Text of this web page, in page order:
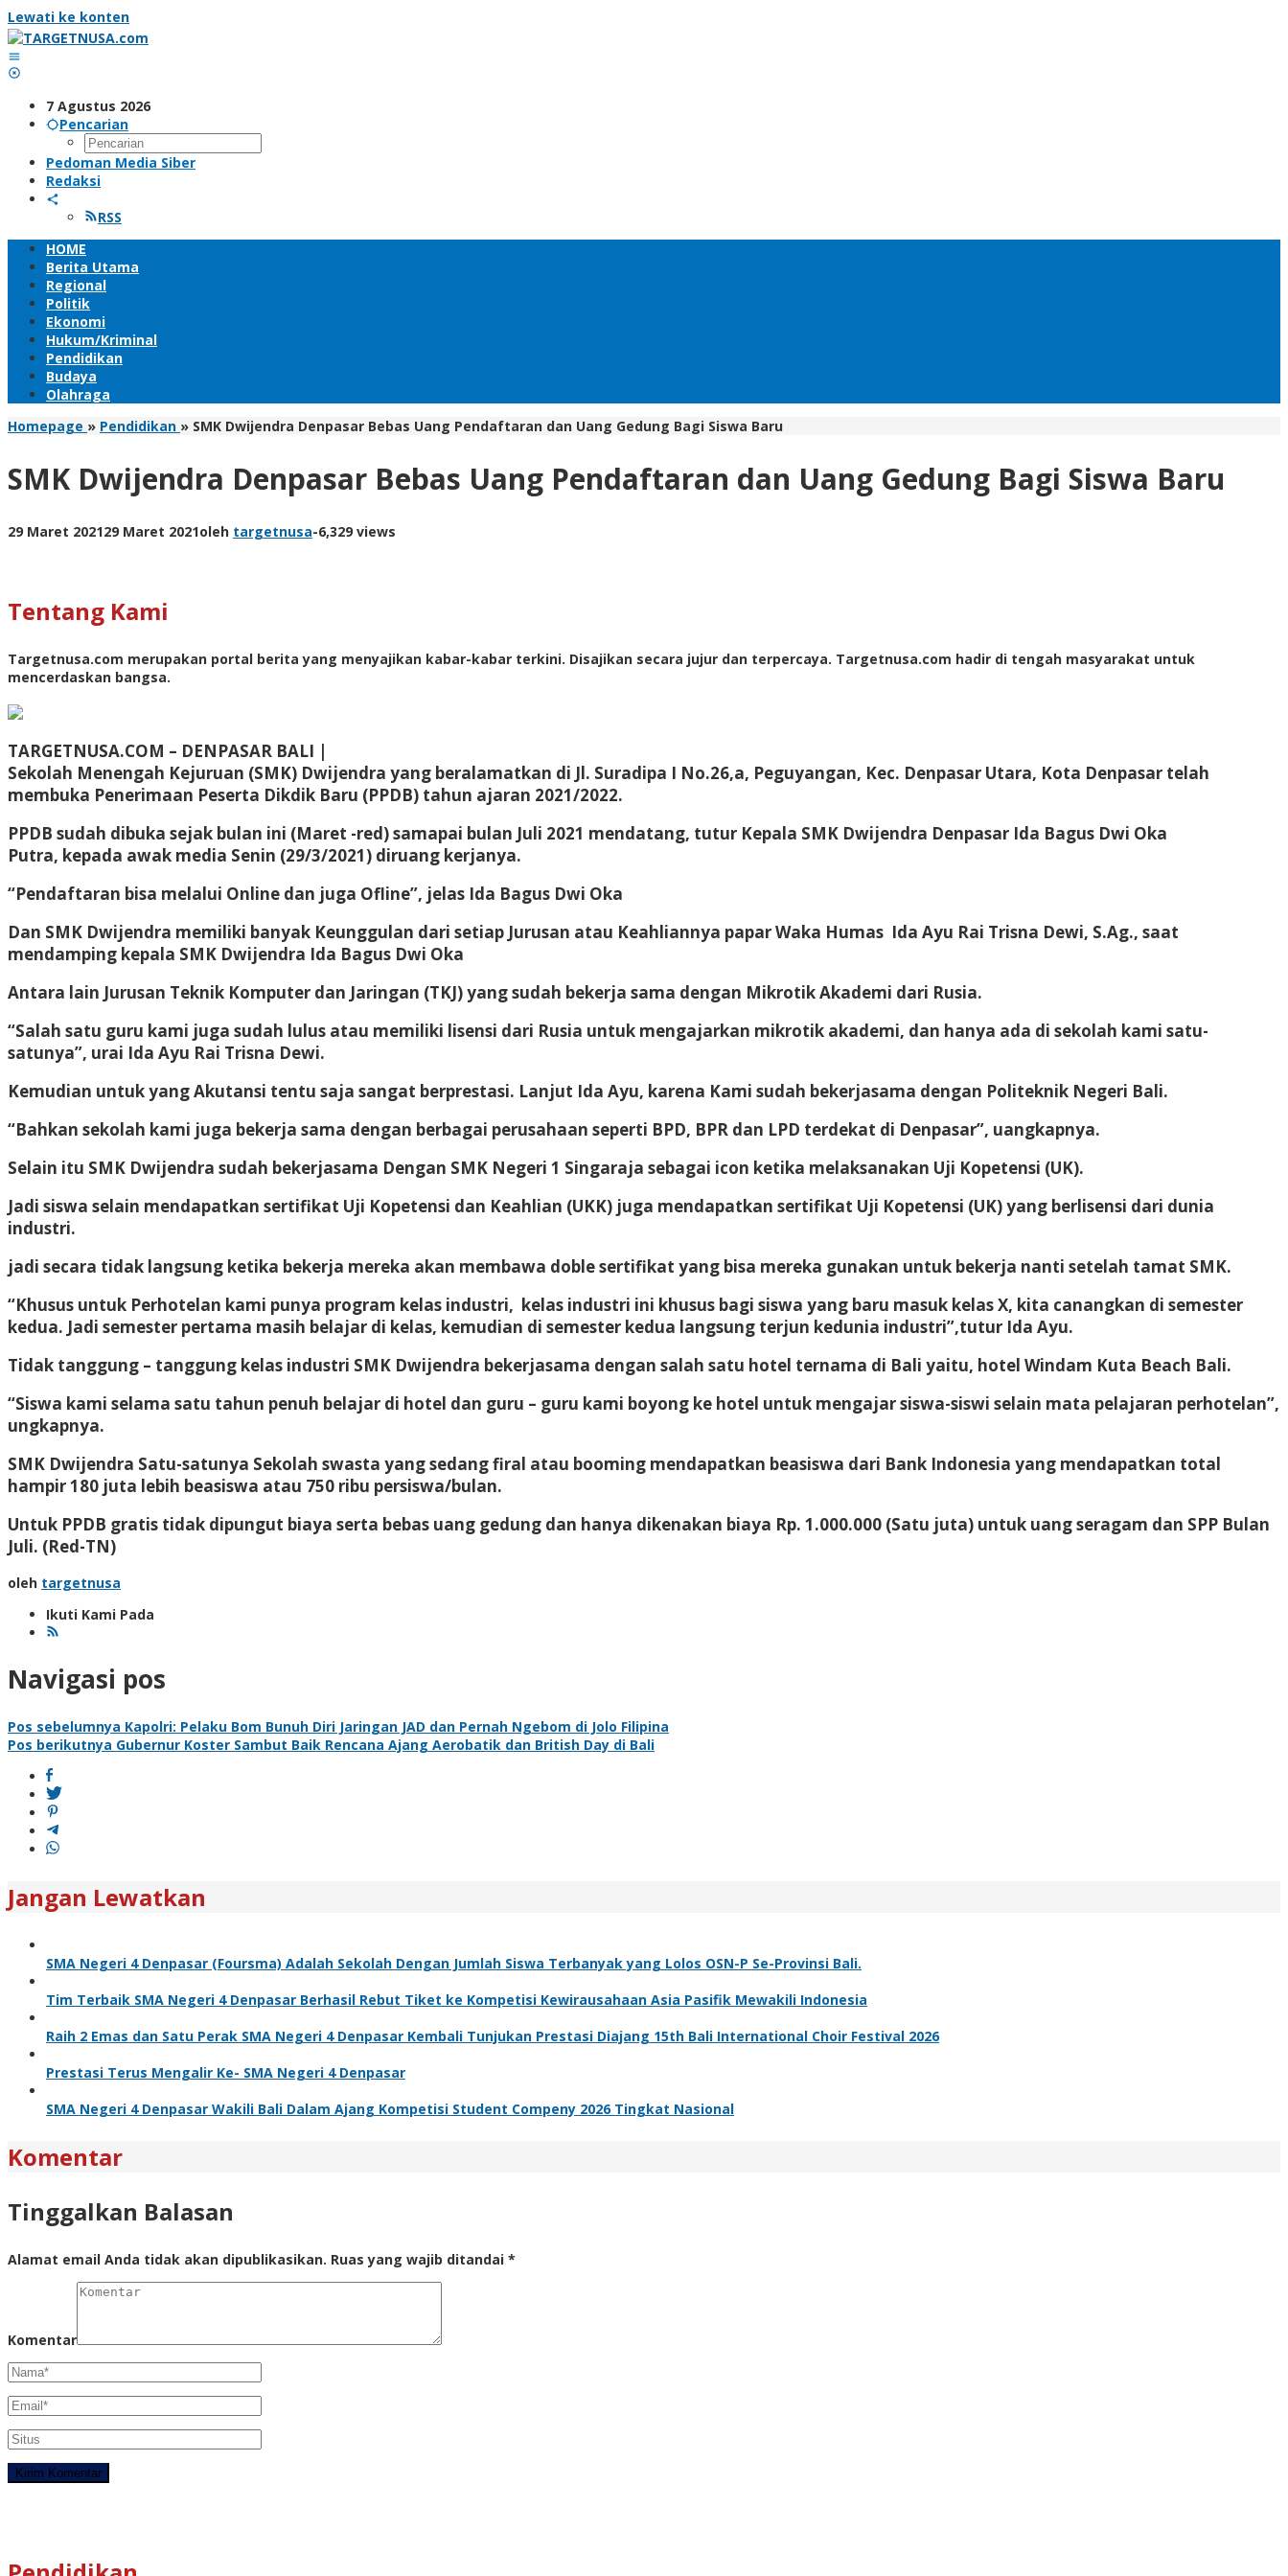
Lewati ke konten
7 Agustus 2026
Pencarian
Pedoman Media Siber
Redaksi
RSS
HOME
Berita Utama
Regional
Politik
Ekonomi
Hukum/Kriminal
Pendidikan
Budaya
Olahraga
Homepage » Pendidikan » SMK Dwijendra Denpasar Bebas Uang Pendaftaran dan Uang Gedung Bagi Siswa Baru
SMK Dwijendra Denpasar Bebas Uang Pendaftaran dan Uang Gedung Bagi Siswa Baru
29 Maret 202129 Maret 2021oleh targetnusa-6,329 views
Tentang Kami
Targetnusa.com merupakan portal berita yang menyajikan kabar-kabar terkini. Disajikan secara jujur dan terpercaya. Targetnusa.com hadir di tengah masyarakat untuk
mencerdaskan bangsa.
TARGETNUSA.COM – DENPASAR BALI |
Sekolah Menengah Kejuruan (SMK) Dwijendra yang beralamatkan di Jl. Suradipa I No.26,a, Peguyangan, Kec. Denpasar Utara, Kota Denpasar telah
membuka Penerimaan Peserta Dikdik Baru (PPDB) tahun ajaran 2021/2022.
PPDB sudah dibuka sejak bulan ini (Maret -red) samapai bulan Juli 2021 mendatang, tutur Kepala SMK Dwijendra Denpasar Ida Bagus Dwi Oka
Putra, kepada awak media Senin (29/3/2021) diruang kerjanya.
“Pendaftaran bisa melalui Online dan juga Ofline”, jelas Ida Bagus Dwi Oka
Dan SMK Dwijendra memiliki banyak Keunggulan dari setiap Jurusan atau Keahliannya papar Waka Humas Ida Ayu Rai Trisna Dewi, S.Ag., saat
mendamping kepala SMK Dwijendra Ida Bagus Dwi Oka
Antara lain Jurusan Teknik Komputer dan Jaringan (TKJ) yang sudah bekerja sama dengan Mikrotik Akademi dari Rusia.
“Salah satu guru kami juga sudah lulus atau memiliki lisensi dari Rusia untuk mengajarkan mikrotik akademi, dan hanya ada di sekolah kami satu-
satunya”, urai Ida Ayu Rai Trisna Dewi.
Kemudian untuk yang Akutansi tentu saja sangat berprestasi. Lanjut Ida Ayu, karena Kami sudah bekerjasama dengan Politeknik Negeri Bali.
“Bahkan sekolah kami juga bekerja sama dengan berbagai perusahaan seperti BPD, BPR dan LPD terdekat di Denpasar”, uangkapnya.
Selain itu SMK Dwijendra sudah bekerjasama Dengan SMK Negeri 1 Singaraja sebagai icon ketika melaksanakan Uji Kopetensi (UK).
Jadi siswa selain mendapatkan sertifikat Uji Kopetensi dan Keahlian (UKK) juga mendapatkan sertifikat Uji Kopetensi (UK) yang berlisensi dari dunia
industri.
jadi secara tidak langsung ketika bekerja mereka akan membawa doble sertifikat yang bisa mereka gunakan untuk bekerja nanti setelah tamat SMK.
“Khusus untuk Perhotelan kami punya program kelas industri, kelas industri ini khusus bagi siswa yang baru masuk kelas X, kita canangkan di semester
kedua. Jadi semester pertama masih belajar di kelas, kemudian di semester kedua langsung terjun kedunia industri”,tutur Ida Ayu.
Tidak tanggung – tanggung kelas industri SMK Dwijendra bekerjasama dengan salah satu hotel ternama di Bali yaitu, hotel Windam Kuta Beach Bali.
“Siswa kami selama satu tahun penuh belajar di hotel dan guru – guru kami boyong ke hotel untuk mengajar siswa-siswi selain mata pelajaran perhotelan”,
ungkapnya.
SMK Dwijendra Satu-satunya Sekolah swasta yang sedang firal atau booming mendapatkan beasiswa dari Bank Indonesia yang mendapatkan total
hampir 180 juta lebih beasiswa atau 750 ribu persiswa/bulan.
Untuk PPDB gratis tidak dipungut biaya serta bebas uang gedung dan hanya dikenakan biaya Rp. 1.000.000 (Satu juta) untuk uang seragam dan SPP Bulan
Juli. (Red-TN)
oleh targetnusa
Ikuti Kami Pada
Navigasi pos
Pos sebelumnya Kapolri: Pelaku Bom Bunuh Diri Jaringan JAD dan Pernah Ngebom di Jolo Filipina
Pos berikutnya Gubernur Koster Sambut Baik Rencana Ajang Aerobatik dan British Day di Bali
Jangan Lewatkan
SMA Negeri 4 Denpasar (Foursma) Adalah Sekolah Dengan Jumlah Siswa Terbanyak yang Lolos OSN-P Se-Provinsi Bali.
Tim Terbaik SMA Negeri 4 Denpasar Berhasil Rebut Tiket ke Kompetisi Kewirausahaan Asia Pasifik Mewakili Indonesia
Raih 2 Emas dan Satu Perak SMA Negeri 4 Denpasar Kembali Tunjukan Prestasi Diajang 15th Bali International Choir Festival 2026
Prestasi Terus Mengalir Ke- SMA Negeri 4 Denpasar
SMA Negeri 4 Denpasar Wakili Bali Dalam Ajang Kompetisi Student Compeny 2026 Tingkat Nasional
Komentar
Tinggalkan Balasan
Alamat email Anda tidak akan dipublikasikan. Ruas yang wajib ditandai *
Komentar